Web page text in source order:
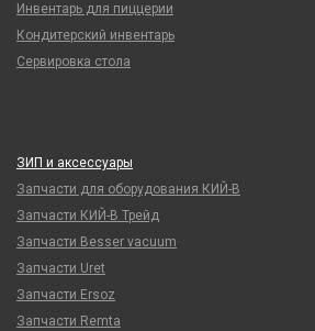
Инвентарь для пиццерии
Кондитерский инвентарь
Сервировка стола
ЗИП и аксессуары
Запчасти для оборудования КИЙ-В
Запчасти КИЙ-В Трейд
Запчасти Besser vacuum
Запчасти Uret
Запчасти Ersoz
Запчасти Remta